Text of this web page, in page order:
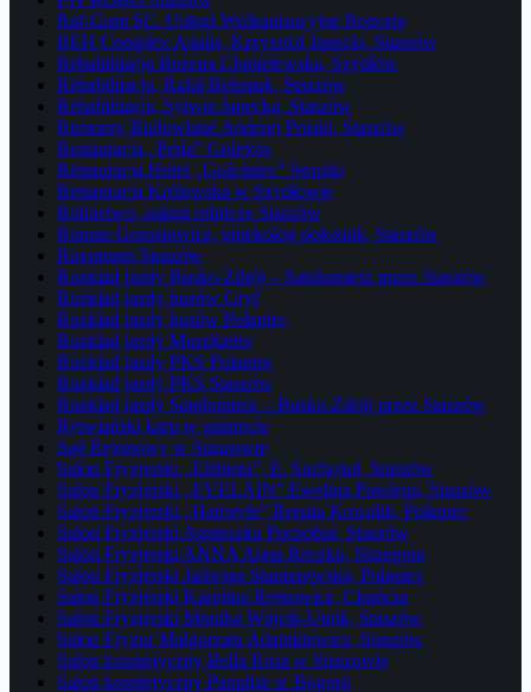
Raf-Gum SC. Usługi Wulkanizacyjne Bogoria
REH Complex Analis, Krzysztof Janecki, Staszów
Rehabilitacja Bożena Chmielewska, Szydłów
Rehabilitacja, Rafał Belusiak, Staszów
Rehabilitacja, Sylwia Janecka, Staszów
Remonty Budowlane Andrzej Pruski, Staszów
Restauracja „Perła” Golejów
Restauracja Hotel „Gościniec” Strużki
Restauracja Królewska w Szydłowie
Rolnictwo, usługi rolnicze Staszów
Roman Gorostowicz, ginekolog położnik, Staszów
Rossmann Staszów
Rozkład jazdy Busko-Zdrój – Sandomierz przez Staszów
Rozkład jazdy busów Gryf
Rozkład jazdy busów Połaniec
Rozkład jazdy Muszkieter
Rozkład jazdy PKS Połaniec
Rozkład jazdy PKS Staszów
Rozkład jazdy Sandomierz – Busko-Zdrój przez Staszów
Rytwiański karp w galarecie
Sąd Rejonowy w Staszowie
Salon Fryzjerski „Elżbieta”, E. Suchojad, Staszów
Salon Fryzjerski „EVELAIN” Ewelina Pawlęga, Staszów
Salon Fryzjerski „Hairstyle” Renata Kowalik, Połaniec
Salon Fryzjerski Agnieszka Poczobut, Staszów
Salon Fryzjerski ANNA Anna Reczko, Strzegom
Salon Fryzjerski Jadwiga Staniszewska, Połaniec
Salon Fryzjerski Karolina Rejnowicz, Chańcza
Salon Fryzjerski Monika Wójcik-Utnik, Staszów
Salon Fryzur Małgorzata Adamkiewicz, Staszów
Salon kosmetyczny Bella Rosa w Staszowie
Salon kosmetyczny Paradise w Bogorii